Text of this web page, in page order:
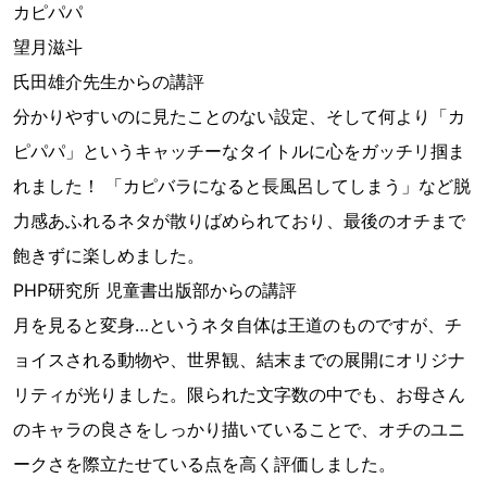
カピパパ
望月滋斗
氏田雄介先生からの講評
分かりやすいのに見たことのない設定、そして何より「カ
ピパパ」というキャッチーなタイトルに心をガッチリ掴ま
れました！ 「カピバラになると長風呂してしまう」など脱
力感あふれるネタが散りばめられており、最後のオチまで
飽きずに楽しめました。
PHP研究所 児童書出版部からの講評
月を見ると変身…というネタ自体は王道のものですが、チ
ョイスされる動物や、世界観、結末までの展開にオリジナ
リティが光りました。限られた文字数の中でも、お母さん
のキャラの良さをしっかり描いていることで、オチのユニ
ークさを際立たせている点を高く評価しました。